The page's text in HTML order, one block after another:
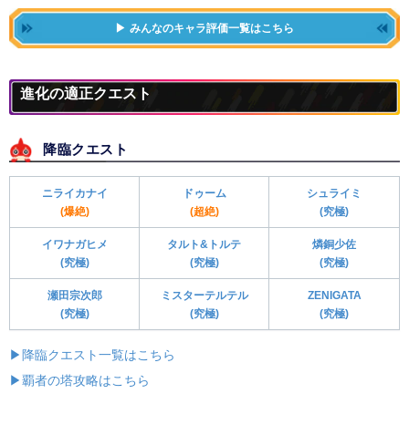
みんなのキャラ評価一覧はこちら
進化の適正クエスト
降臨クエスト
ニライカナイ
(爆絶)
ドゥーム
(超絶)
シュライミ
(究極)
イワナガヒメ
(究極)
タルト&トルテ
(究極)
燐銅少佐
(究極)
瀬田宗次郎
(究極)
ミスターテルテル
(究極)
ZENIGATA
(究極)
▶降臨クエスト一覧はこちら
▶覇者の塔攻略はこちら